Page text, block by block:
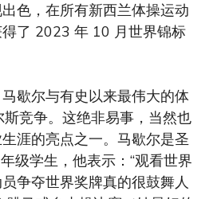
色，在所有新西兰体操运动
了 2023 年 10 月世界锦标
歇尔与有史以来最伟大的体
斯竞争。这绝非易事，当然也
涯的亮点之一。马歇尔是圣
级学生，他表示：“观看世界
争夺世界奖牌真的很鼓舞人